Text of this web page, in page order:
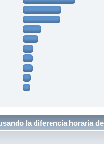
la diferencia horaria